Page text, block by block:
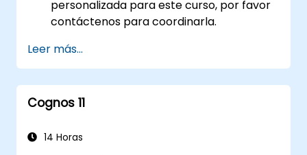
personalizada para este curso, por favor
contáctenos para coordinarla.
Leer más...
Cognos 11
14 Horas